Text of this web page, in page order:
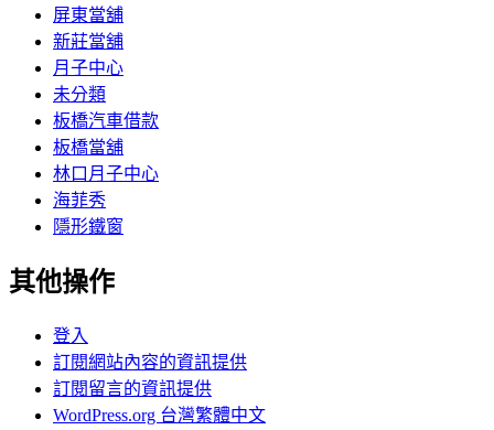
屏東當舖
新莊當舖
月子中心
未分類
板橋汽車借款
板橋當舖
林口月子中心
海菲秀
隱形鐵窗
其他操作
登入
訂閱網站內容的資訊提供
訂閱留言的資訊提供
WordPress.org 台灣繁體中文